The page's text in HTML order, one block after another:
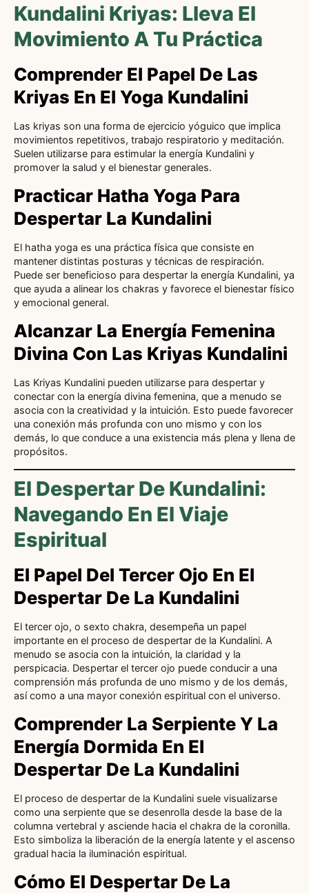
Kundalini Kriyas: Lleva El
Movimiento A Tu Práctica
Comprender El Papel De Las
Kriyas En El Yoga Kundalini
Las kriyas son una forma de ejercicio yóguico que implica
movimientos repetitivos, trabajo respiratorio y meditación.
Suelen utilizarse para estimular la energía Kundalini y
promover la salud y el bienestar generales.
Practicar Hatha Yoga Para
Despertar La Kundalini
El hatha yoga es una práctica física que consiste en
mantener distintas posturas y técnicas de respiración.
Puede ser beneficioso para despertar la energía Kundalini, ya
que ayuda a alinear los chakras y favorece el bienestar físico
y emocional general.
Alcanzar La Energía Femenina
Divina Con Las Kriyas Kundalini
Las Kriyas Kundalini pueden utilizarse para despertar y
conectar con la energía divina femenina, que a menudo se
asocia con la creatividad y la intuición. Esto puede favorecer
una conexión más profunda con uno mismo y con los
demás, lo que conduce a una existencia más plena y llena de
propósitos.
El Despertar De Kundalini:
Navegando En El Viaje
Espiritual
El Papel Del Tercer Ojo En El
Despertar De La Kundalini
El tercer ojo, o sexto chakra, desempeña un papel
importante en el proceso de despertar de la Kundalini. A
menudo se asocia con la intuición, la claridad y la
perspicacia. Despertar el tercer ojo puede conducir a una
comprensión más profunda de uno mismo y de los demás,
así como a una mayor conexión espiritual con el universo.
Comprender La Serpiente Y La
Energía Dormida En El
Despertar De La Kundalini
El proceso de despertar de la Kundalini suele visualizarse
como una serpiente que se desenrolla desde la base de la
columna vertebral y asciende hacia el chakra de la coronilla.
Esto simboliza la liberación de la energía latente y el ascenso
gradual hacia la iluminación espiritual.
Cómo El Despertar De La